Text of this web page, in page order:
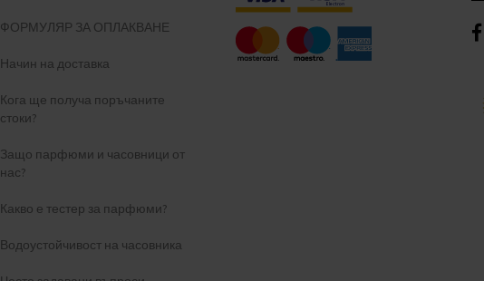
ФОРМУЛЯР ЗА ОПЛАКВАНЕ
Начин на доставка
Кога ще получа поръчаните
стоки?
Защо парфюми и часовници от
нас?
Какво е тестер за парфюми?
Водоустойчивост на часовника